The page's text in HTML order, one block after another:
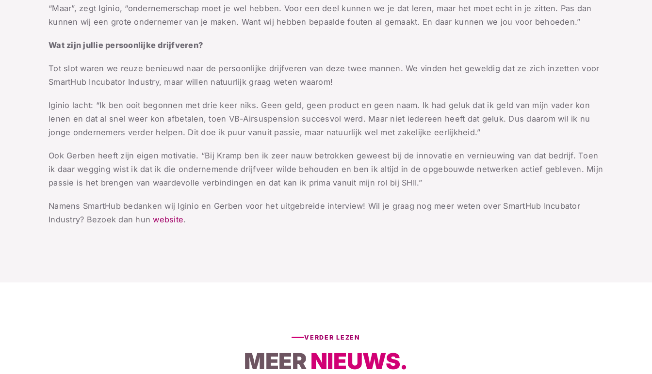
“Maar”, zegt Iginio, “ondernemerschap moet je wel hebben. Voor een deel kunnen we je dat leren, maar het moet echt in je zitten. Pas dan
kunnen wij een grote ondernemer van je maken. Want wij hebben bepaalde fouten al gemaakt. En daar kunnen we jou voor behoeden.”
Wat zijn jullie persoonlijke drijfveren?
Tot slot waren we reuze benieuwd naar de persoonlijke drijfveren van deze twee mannen. We vinden het geweldig dat ze zich inzetten voor
SmartHub Incubator Industry, maar willen natuurlijk graag weten waarom!
Iginio lacht: “Ik ben ooit begonnen met drie keer niks. Geen geld, geen product en geen naam. Ik had geluk dat ik geld van mijn vader kon
lenen en dat al snel weer kon afbetalen, toen VB-Airsuspension succesvol werd. Maar niet iedereen heeft dat geluk. Dus daarom wil ik nu
jonge ondernemers verder helpen. Dit doe ik puur vanuit passie, maar natuurlijk wel met zakelijke eerlijkheid.”
Ook Gerben heeft zijn eigen motivatie. “Bij Kramp ben ik zeer nauw betrokken geweest bij de innovatie en vernieuwing van dat bedrijf. Toen
ik daar wegging wist ik dat ik die ondernemende drijfveer wilde behouden en ben ik altijd in de opgebouwde netwerken actief gebleven. Mijn
passie is het brengen van waardevolle verbindingen en dat kan ik prima vanuit mijn rol bij SHII.”
Namens SmartHub bedanken wij Iginio en Gerben voor het uitgebreide interview! Wil je graag nog meer weten over SmartHub Incubator
Industry? Bezoek dan hunwebsite.
VERDER LEZEN
MEERNIEUWS.